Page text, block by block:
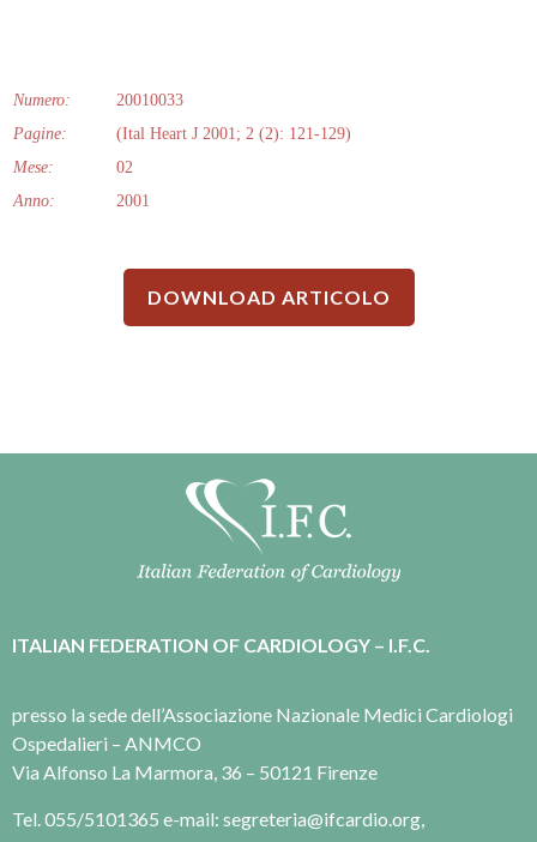
Numero:
20010033
Pagine:
(Ital Heart J 2001; 2 (2): 121-129)
Mese:
02
Anno:
2001
DOWNLOAD ARTICOLO
ITALIAN FEDERATION OF CARDIOLOGY – I.F.C.
presso la sede dell’Associazione Nazionale Medici Cardiologi
Ospedalieri – ANMCO
Via Alfonso La Marmora, 36 – 50121 Firenze
Tel. 055/5101365 e-mail: segreteria@ifcardio.org,